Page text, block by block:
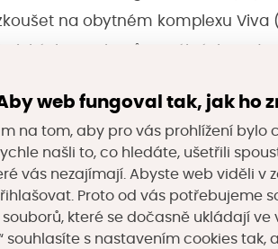
na obytném komplexu Viva
„Positive Footprint
byl spuštěn v prosinci 2018.
Volvo Buses (výrobce
Riksbyggen (správa budov) a
web fungoval tak, jak ho
na tom, aby pro vás prohlížení bylo
našli to, co hledáte, ušetřili
vás nezajímají. Abyste web viděli v
Proto od vás potřebujeme
které se dočasně ukládají ve
souhlasíte s nastavením cookies